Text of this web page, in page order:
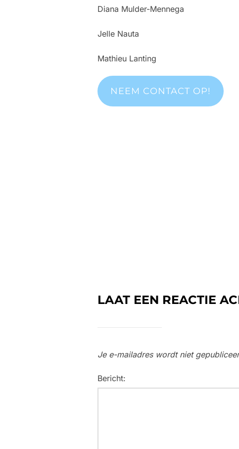
Diana Mulder-Mennega
Jelle Nauta
Mathieu Lanting
NEEM CONTACT OP!
LAAT EEN REACTIE
Je e-mailadres wordt niet
Bericht: